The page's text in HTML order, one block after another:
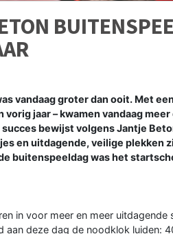
vandaag groter dan ooit. Met
jaar – kwamen vandaag
bewijst volgens Jantje
en uitdagende, veilige plekken
buitenspeeldag was het
in voor meer en meer uitdagende
deze dag de noodklok luiden: